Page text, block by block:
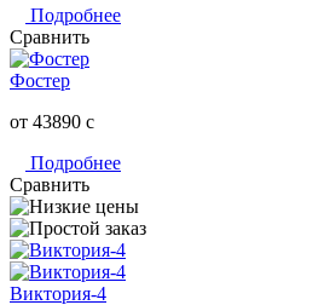
Подробнее
Сравнить
Фостер
от 43890 c
Подробнее
Сравнить
Виктория-4